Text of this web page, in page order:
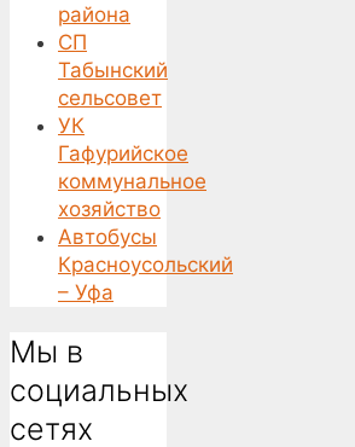
района
СП
Табынский
сельсовет
УК
Гафурийское
коммунальное
хозяйство
Автобусы
Красноусольский
– Уфа
Мы в
социальных
сетях